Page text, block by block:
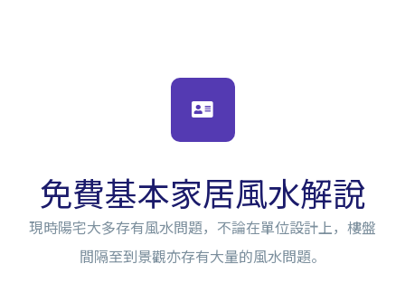
免費基本家居風水解說
現時陽宅大多存有風水問題，不論在單位設計上，樓盤
間隔至到景觀亦存有大量的風水問題。